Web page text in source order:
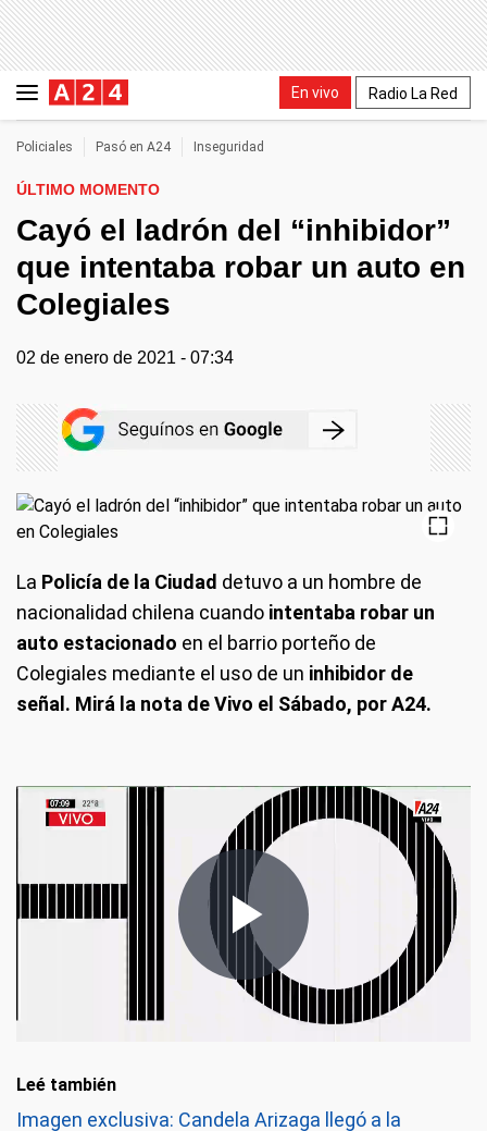
En vivo Radio La Red
Policiales Pasó en A24 Inseguridad
ÚLTIMO MOMENTO
Cayó el ladrón del “inhibidor”
que intentaba robar un auto en
Colegiales
02 de enero de 2021 - 07:34
La Policía de la Ciudad detuvo a un hombre de
nacionalidad chilena cuando intentaba robar un
auto estacionado en el barrio porteño de
Colegiales mediante el uso de un inhibidor de
señal. Mirá la nota de Vivo el Sábado, por A24.
Leé también
Imagen exclusiva: Candela Arizaga llegó a la